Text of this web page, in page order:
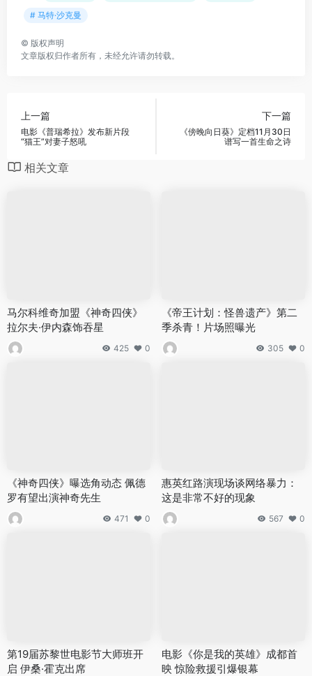
# 马特·沙克曼
© 版权声明
文章版权归作者所有，未经允许请勿转载。
上一篇
电影《普瑞希拉》发布新片段
“猫王”对妻子怒吼
下一篇
《傍晚向日葵》定档11月30日
谱写一首生命之诗
相关文章
马尔科维奇加盟《神奇四侠》
拉尔夫·伊内森饰吞星
425 0
《帝王计划：怪兽遗产》第二
季杀青！片场照曝光
305 0
《神奇四侠》曝选角动态 佩德
罗有望出演神奇先生
471 0
惠英红路演现场谈网络暴力：
这是非常不好的现象
567 0
第19届苏黎世电影节大师班开
启 伊桑·霍克出席
电影《你是我的英雄》成都首
映 惊险救援引爆银幕